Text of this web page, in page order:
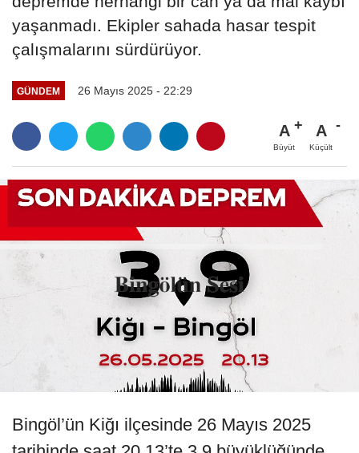
yaşanmadı. Ekipler sahada hasar tespit
çalışmalarını sürdürüyor.
GÜNDEM 26 Mayıs 2025 - 22:29
A
Büyüt
A
Küçült
Bingöl’ün Kiğı ilçesinde 26 Mayıs 2025